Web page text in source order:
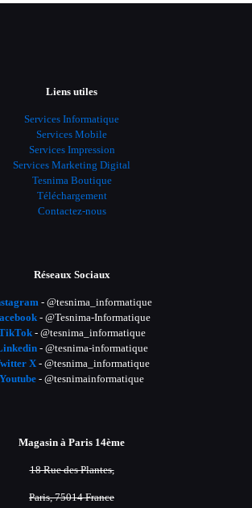
Liens utiles
Services Informatique
Services Mobile
Services Impression
Services Marketing Digital
Tesnima Boutique
Téléchargement
Contactez-nous
Réseaux Sociaux
- @tesnima_informatique
- @Tesnima-Informatique
- @tesnima_informatique
- @tesnima-informatique
X- @tesnima_informatique
Youtube - @tesnimainformatique
Magasin à Paris 14ème
18 Rue des Plantes,
Paris, 75014 France